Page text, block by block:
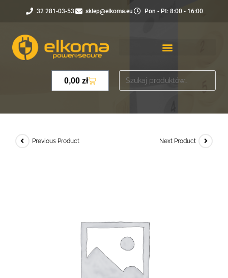
32 281-03-53 sklep@elkoma.eu Pon - Pt: 8:00 - 16:00
0,00 zł
Previous Product Next Product